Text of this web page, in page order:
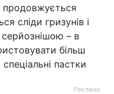
продовжується
сліди гризунів і
– в
більш
пастки
Реклама